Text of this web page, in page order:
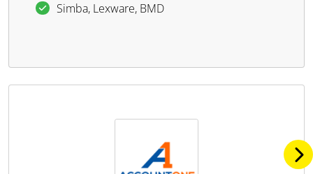
Simba, Lexware, BMD